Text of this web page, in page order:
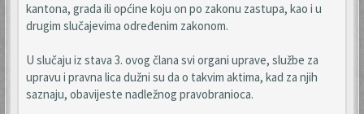
kantona, grada ili općine koju on po zakonu zastupa, kao i u
drugim slučajevima određenim zakonom.
U slučaju iz stava 3. ovog člana svi organi uprave, službe za
upravu i pravna lica dužni su da o takvim aktima, kad za njih
saznaju, obavijeste nadležnog pravobranioca.